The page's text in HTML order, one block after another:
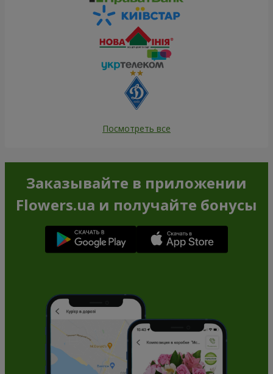
Посмотреть все
Заказывайте в приложении
Flowers.ua и получайте бонусы